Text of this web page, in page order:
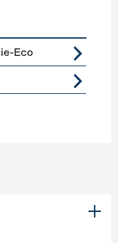
Sanierung
Eco